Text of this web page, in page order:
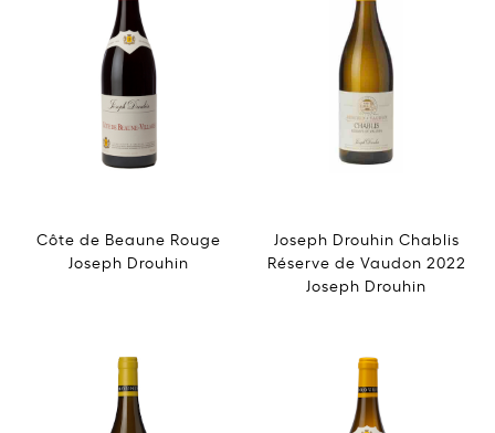
Côte de Beaune Rouge
Joseph Drouhin
Joseph Drouhin Chablis
Réserve de Vaudon 2022
Joseph Drouhin